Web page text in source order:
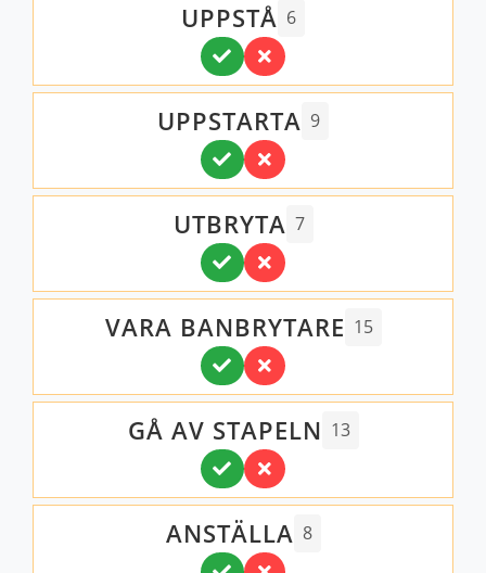
UPPSTÅ 6
UPPSTARTA 9
UTBRYTA 7
VARA BANBRYTARE 15
GÅ AV STAPELN 13
ANSTÄLLA 8